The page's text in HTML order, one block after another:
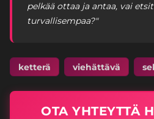
pelkää ottaa ja antaa, vai
turvallisempaa?"
ketterä viehättävä
OTA YHTEYTTÄ